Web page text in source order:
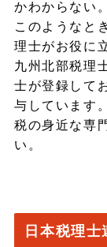
かわからない
このようなと
理士がお役に
九州北部税理
士が登録して
与しています。
税の身近な専
い。
日本税理士